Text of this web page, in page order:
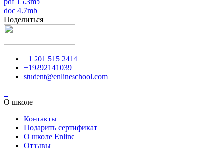
pdf 15.3mb
doc 4.7mb
Поделиться
+1 201 515 2414
+19292141039
student@enlineschool.com
О школе
Контакты
Подарить сертификат
О школе Enline
Отзывы